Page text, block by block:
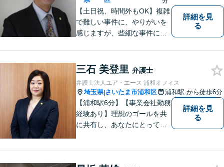
【土日祝、時間外もOK】複雑
で難しい事件に、やりがいを
感じますが、些細な事件にも
会社経営、経理・税務などに
も詳しく、きめ細かく対応致
します。刑事事件にも力を入
れています。
詳細を見
る
三石 美登里 弁護士
弁護士法人ユア・エース 浦和オフィス
埼玉県|さいたま市浦和区 浦和駅 から徒歩6分
【浦和駅6分】【事業会社勤務
経験あり】理想のゴールを共
に共有し、あなたにとって最
詳細を見
る